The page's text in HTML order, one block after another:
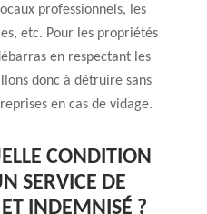
professionnels, les
etc. Pour les propriétés
en respectant les
donc à détruire sans
en cas de vidage.
CONDITION
SERVICE DE
INDEMNISÉ ?